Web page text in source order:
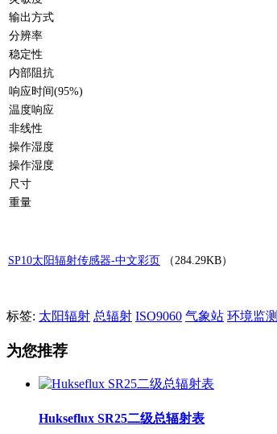
输出方式
分辨率
稳定性
内部阻抗
响应时间(95%)
温度响应
非线性
操作湿度
操作湿度
尺寸
重量
SP10太阳辐射传感器-中文彩页 （284.29KB）
标签: 太阳辐射 总辐射 ISO9060 气象站 环境监测
为您推荐
Hukseflux SR25二级总辐射表